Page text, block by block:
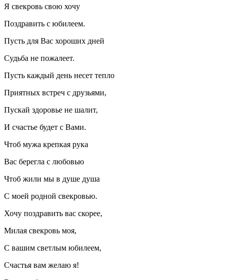
Я свекровь свою хочу
Поздравить с юбилеем.
Пусть для Вас хороших дней
Судьба не пожалеет.
Пусть каждый день несет тепло
Приятных встреч с друзьями,
Пускай здоровье не шалит,
И счастье будет с Вами.
Чтоб мужа крепкая рука
Вас берегла с любовью
Чтоб жили мы в душе душа
С моей родной свекровью.
Хочу поздравить вас скорее,
Милая свекровь моя,
С вашим светлым юбилеем,
Счастья вам желаю я!